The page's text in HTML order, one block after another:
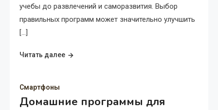
учебы до развлечений и саморазвития. Выбор
правильных программ может значительно улучшить
[…]
Читать далее
Смартфоны
Домашние программы для